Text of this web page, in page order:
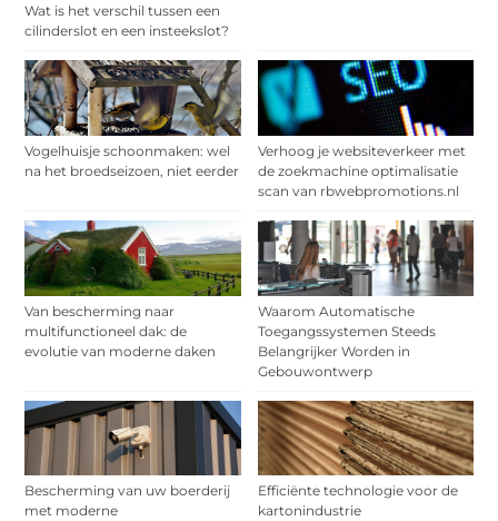
Wat is het verschil tussen een
cilinderslot en een insteekslot?
Vogelhuisje schoonmaken: wel
na het broedseizoen, niet eerder
Verhoog je websiteverkeer met
de zoekmachine optimalisatie
scan van rbwebpromotions.nl
Van bescherming naar
multifunctioneel dak: de
evolutie van moderne daken
Waarom Automatische
Toegangssystemen Steeds
Belangrijker Worden in
Gebouwontwerp
Bescherming van uw boerderij
met moderne
Efficiënte technologie voor de
kartonindustrie